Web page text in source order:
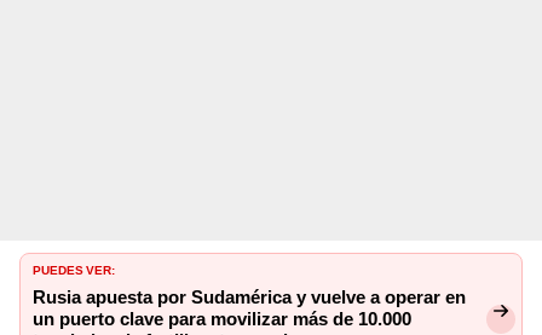
PUEDES VER:
Rusia apuesta por Sudamérica y vuelve a operar en
un puerto clave para movilizar más de 10.000